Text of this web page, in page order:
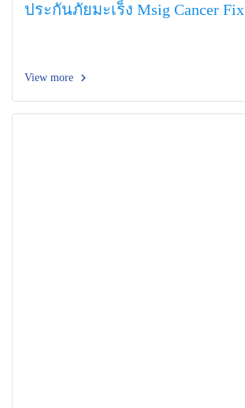
ประกันภัยมะเร็ง Msig Cancer Fix
View more